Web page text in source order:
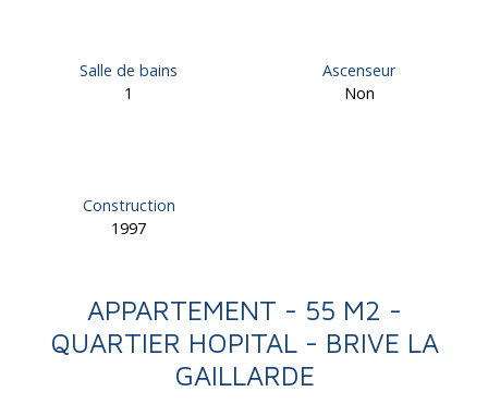
Salle de bains
1
Ascenseur
Non
Construction
1997
APPARTEMENT - 55 M2 -
QUARTIER HOPITAL - BRIVE LA
GAILLARDE